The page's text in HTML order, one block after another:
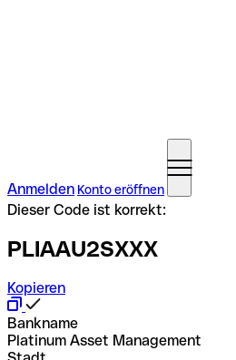
Anmelden Konto eröffnen
Dieser Code ist korrekt:
PLIAAU2SXXX
Kopieren
Bankname
Platinum Asset Management